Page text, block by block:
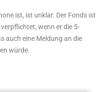
ist, ist unklar. Der Fonds ist
wenn er die 5-
auch eine Meldung an die
würde.